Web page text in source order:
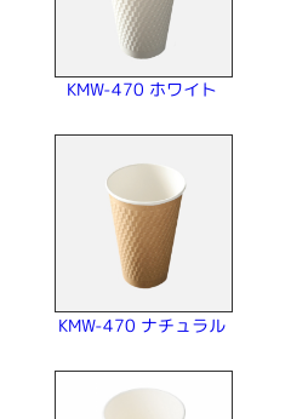
KMW-470 ホワイト
KMW-470 ナチュラル